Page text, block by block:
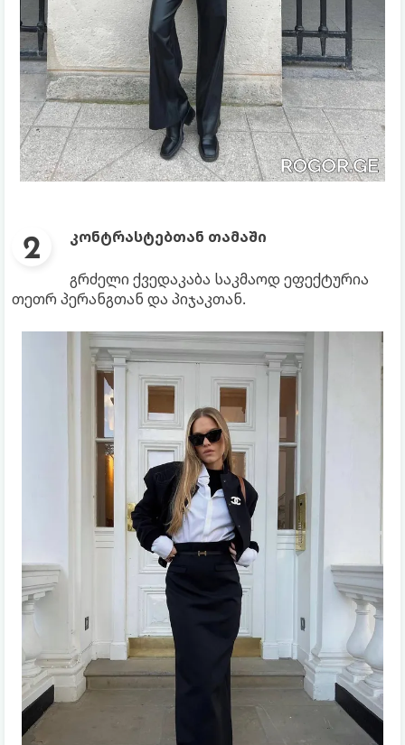
კონტრასტებთან თამაში
გრძელი ქვედაკაბა საკმაოდ ეფექტურია
თეთრ პერანგთან და პიჯაკთან.